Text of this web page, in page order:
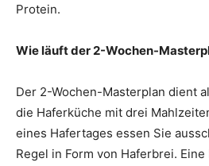
Protein.
Wie läuft der 2-Wochen-
Der 2-Wochen-Masterplan dient
die Haferküche mit drei
eines Hafertages essen Sie
Regel in Form von Haferbrei.